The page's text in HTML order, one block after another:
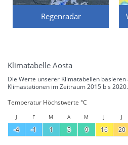
Regenradar
Klimatabelle Aosta
Die Werte unserer Klimatabellen
Klimastationen im Zeitraum 2015 bis 2020.
Temperatur Höchstwerte °C
J F M A M J J
-4 -1 1 5 9 16 20